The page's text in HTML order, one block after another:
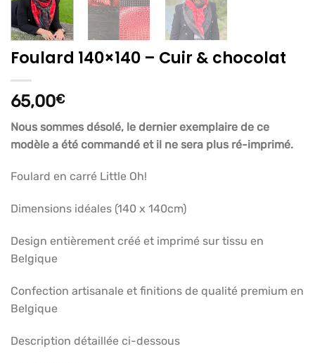
Foulard 140×140 – Cuir & chocolat
65,00€
Nous sommes désolé, le dernier exemplaire de ce
modèle a été commandé et il ne sera plus ré-imprimé.
Foulard en carré Little Oh!
Dimensions idéales (140 x 140cm)
Design entièrement créé et imprimé sur tissu en
Belgique
Confection artisanale et finitions de qualité premium en
Belgique
Description détaillée ci-dessous